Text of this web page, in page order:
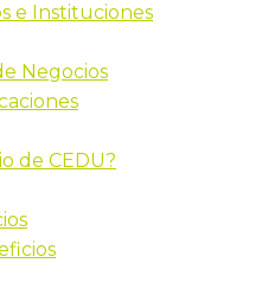
e Instituciones
Negocios
de CEDU?